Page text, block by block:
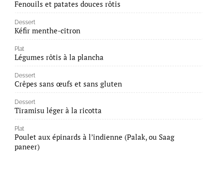
Fenouils et patates douces rôtis
Dessert
Kéfir menthe-citron
Plat
Légumes rôtis à la plancha
Dessert
Crêpes sans œufs et sans gluten
Dessert
Tiramisu léger à la ricotta
Plat
Poulet aux épinards à l’indienne (Palak, ou Saag
paneer)